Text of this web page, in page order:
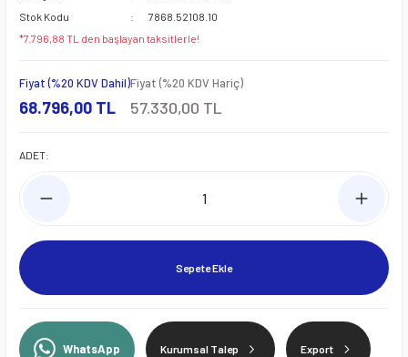
Stok Kodu
7868.52108.10
*7.796,88 TL den başlayan taksitlerle!
Fiyat (%20 KDV Dahil)
68.796,00 TL
Fiyat (%20 KDV Hariç)
57.330,00 TL
ADET:
Sepete Ekle
WhatsApp Kurumsal Talep Export